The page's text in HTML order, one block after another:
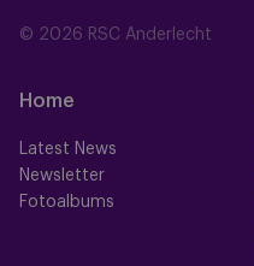
© 2026 RSC Anderlecht
Home
Latest News
Newsletter
Fotoalbums